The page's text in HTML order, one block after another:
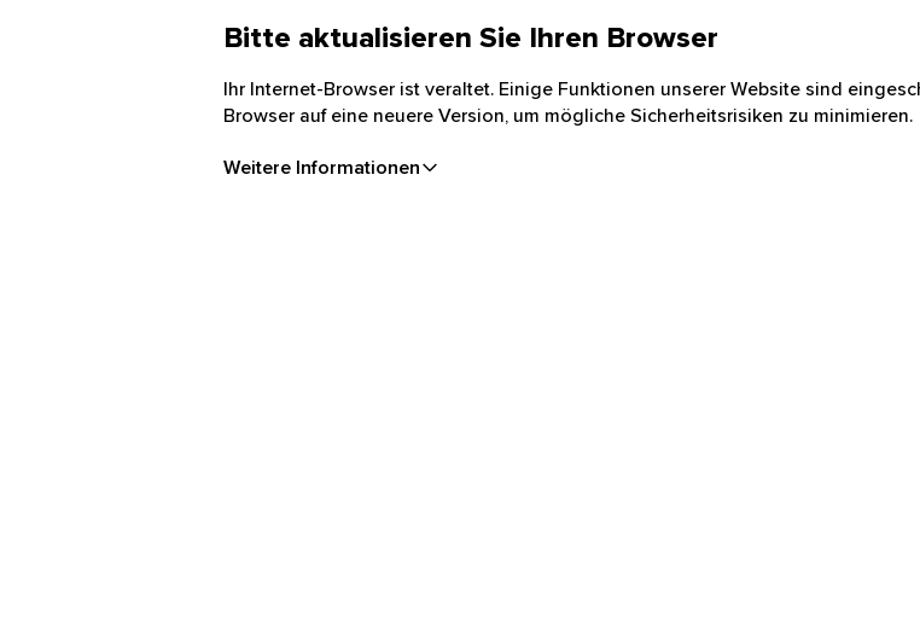
Bitte aktualisieren Sie Ihren Browser
Ihr Internet-Browser ist veraltet. Einige Funktionen unserer Website sind
Browser auf eine neuere Version, um mögliche Sicherheitsrisiken zu minimieren.
Weitere Informationen